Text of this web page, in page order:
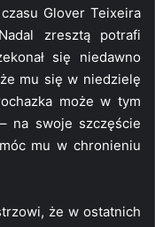
Glover Teixeira
zresztą potrafi
się niedawno
mu się w niedzielę
może w tym
na swoje szczęście
mu w chronieniu
że w ostatnich